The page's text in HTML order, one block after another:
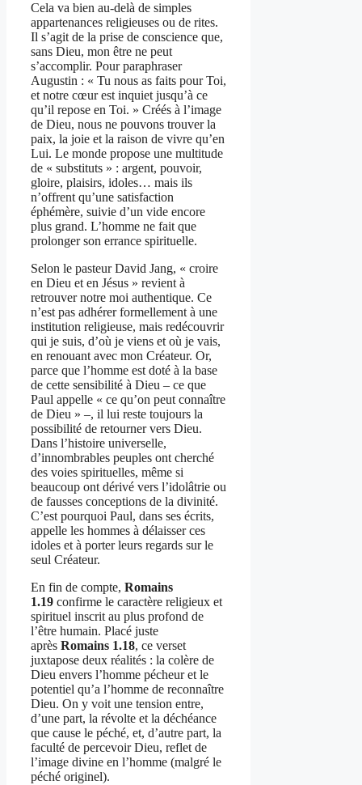
Cela va bien au-delà de simples
appartenances religieuses ou de rites.
Il s’agit de la prise de conscience que,
sans Dieu, mon être ne peut
s’accomplir. Pour paraphraser
Augustin : « Tu nous as faits pour Toi,
et notre cœur est inquiet jusqu’à ce
qu’il repose en Toi. » Créés à l’image
de Dieu, nous ne pouvons trouver la
paix, la joie et la raison de vivre qu’en
Lui. Le monde propose une multitude
de « substituts » : argent, pouvoir,
gloire, plaisirs, idoles… mais ils
n’offrent qu’une satisfaction
éphémère, suivie d’un vide encore
plus grand. L’homme ne fait que
prolonger son errance spirituelle.
Selon le pasteur David Jang, « croire
en Dieu et en Jésus » revient à
retrouver notre moi authentique. Ce
n’est pas adhérer formellement à une
institution religieuse, mais redécouvrir
qui je suis, d’où je viens et où je vais,
en renouant avec mon Créateur. Or,
parce que l’homme est doté à la base
de cette sensibilité à Dieu – ce que
Paul appelle « ce qu’on peut connaître
de Dieu » –, il lui reste toujours la
possibilité de retourner vers Dieu.
Dans l’histoire universelle,
d’innombrables peuples ont cherché
des voies spirituelles, même si
beaucoup ont dérivé vers l’idolâtrie ou
de fausses conceptions de la divinité.
C’est pourquoi Paul, dans ses écrits,
appelle les hommes à délaisser ces
idoles et à porter leurs regards sur le
seul Créateur.
En fin de compte, Romains
1.19 confirme le caractère religieux et
spirituel inscrit au plus profond de
l’être humain. Placé juste
après Romains 1.18, ce verset
juxtapose deux réalités : la colère de
Dieu envers l’homme pécheur et le
potentiel qu’a l’homme de reconnaître
Dieu. On y voit une tension entre,
d’une part, la révolte et la déchéance
que cause le péché, et, d’autre part, la
faculté de percevoir Dieu, reflet de
l’image divine en l’homme (malgré le
péché originel).